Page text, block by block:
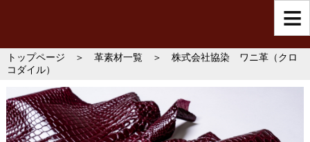
トップページ ＞ 革素材一覧 ＞ 株式会社協染 ワニ革（クロ
コダイル）